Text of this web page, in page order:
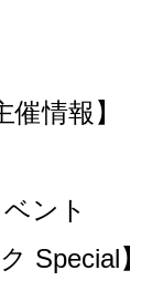
催情報】
ント
Special】